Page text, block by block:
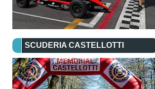
SCUDERIA CASTELLOTTI